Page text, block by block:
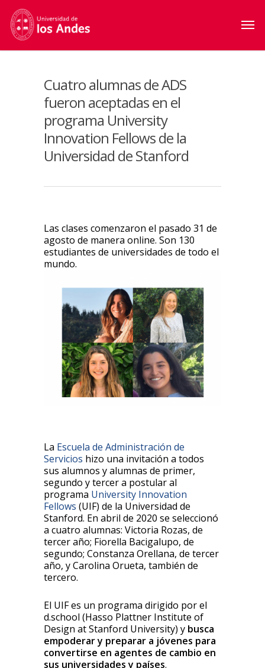
Cuatro alumnas de ADS
fueron aceptadas en el
programa University
Innovation Fellows de la
Universidad de Stanford
Las clases comenzaron el pasado 31 de
agosto de manera online. Son 130
estudiantes de universidades de todo el
mundo.
La Escuela de Administración de
Servicios hizo una invitación a todos
sus alumnos y alumnas de primer,
segundo y tercer a postular al
programa University Innovation
Fellows (UIF) de la Universidad de
Stanford. En abril de 2020 se seleccionó
a cuatro alumnas: Victoria Rozas, de
tercer año; Fiorella Bacigalupo, de
segundo; Constanza Orellana, de tercer
año, y Carolina Orueta, también de
tercero.
El UIF es un programa dirigido por el
d.school (Hasso Plattner Institute of
Design at Stanford University) y busca
empoderar y preparar a jóvenes para
convertirse en agentes de cambio en
sus universidades y países.